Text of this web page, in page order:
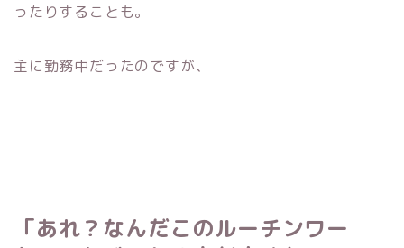
ったりすることも。
主に勤務中だったのですが、
「あれ？なんだこのルーチンワー